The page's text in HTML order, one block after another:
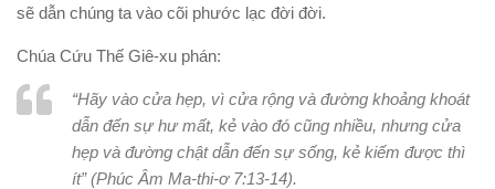
sẽ dẫn chúng ta vào cõi phước lạc đời đời.
Chúa Cứu Thế Giê-xu phán:
“Hãy vào cửa hẹp, vì cửa rộng và đường khoảng khoát
dẫn đến sự hư mất, kẻ vào đó cũng nhiều, nhưng cửa
hẹp và đường chật dẫn đến sự sống, kẻ kiếm được thì
ít” (Phúc Âm Ma-thi-ơ 7:13-14).